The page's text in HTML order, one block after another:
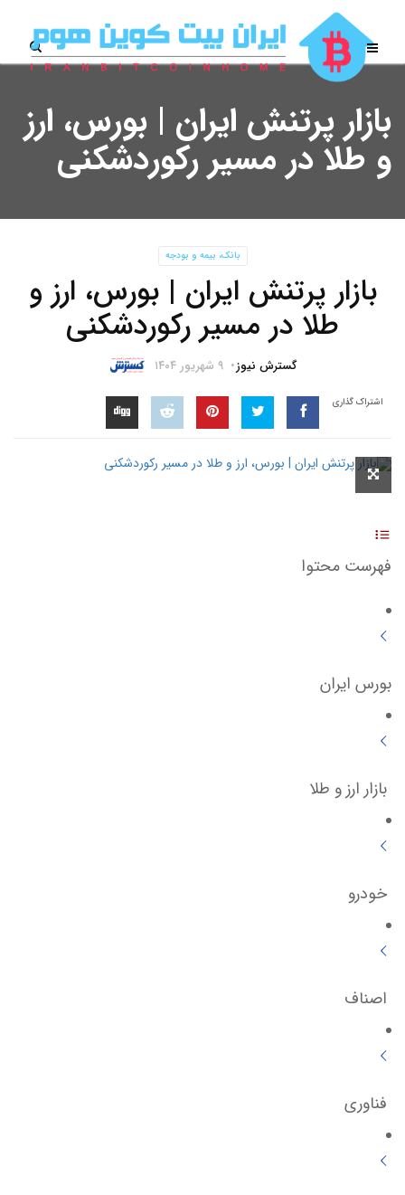
بازار پرتنش ایران | بورس، ارز
و طلا در مسیر رکوردشکنی
بانک، بیمه و بودجه
بازار پرتنش ایران | بورس، ارز و
طلا در مسیر رکوردشکنی
گسترش نیوز ۹ شهریور ۱۴۰۴
اشتراک گذاری
فهرست محتوا
بورس ایران
بازار ارز و طلا
خودرو
اصناف
فناوری